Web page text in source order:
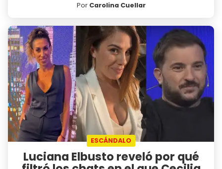
Por Carolina Cuellar
ESCÁNDALO
Luciana Elbusto reveló por qué